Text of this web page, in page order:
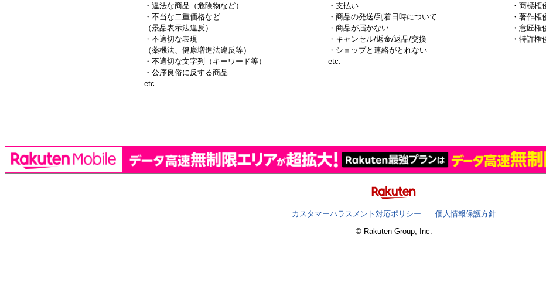
・違法な商品（危険物など）
・不当な二重価格など
（景品表示法違反）
・不適切な表現
（薬機法、健康増進法違反等）
・不適切な文字列（キーワード等）
・公序良俗に反する商品
etc.
・支払い
・商品の発送/到着日時について
・商品が届かない
・キャンセル/返金/返品/交換
・ショップと連絡がとれない
etc.
・商標権
・著作権
・意匠権
・特許権
カスタマーハラスメント対応ポリシー
個人情報保護方針
© Rakuten Group, Inc.